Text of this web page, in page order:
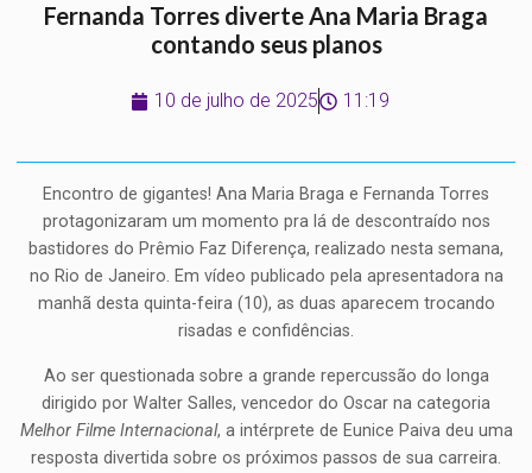
Fernanda Torres diverte Ana Maria Braga
contando seus planos
10 de julho de 2025 11:19
Encontro de gigantes! Ana Maria Braga e Fernanda Torres
protagonizaram um momento pra lá de descontraído nos
bastidores do Prêmio Faz Diferença, realizado nesta semana,
no Rio de Janeiro. Em vídeo publicado pela apresentadora na
manhã desta quinta-feira (10), as duas aparecem trocando
risadas e confidências.
Ao ser questionada sobre a grande repercussão do longa
dirigido por Walter Salles, vencedor do Oscar na categoria
Melhor Filme Internacional, a intérprete de Eunice Paiva deu uma
resposta divertida sobre os próximos passos de sua carreira.